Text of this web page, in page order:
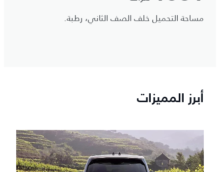
مساحة التحميل خلف الصف الثاني، رطبة.
أبرز المميزات